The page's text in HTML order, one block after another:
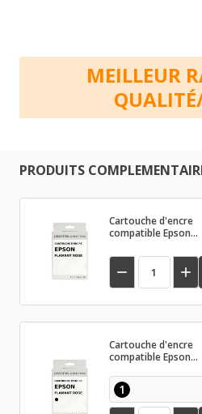
MEILLEUR
PRODUITS
Cartouche d'encre
compatible Epson
 
Cartouche d'encre
compatible Epson
1